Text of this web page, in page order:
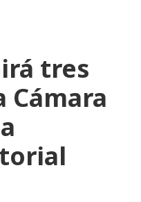
tres
Cámara